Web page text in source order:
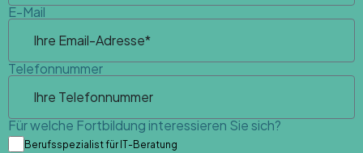
E-Mail
Telefonnummer
Für welche Fortbildung interessieren Sie sich?
Berufsspezialist für IT-Beratung